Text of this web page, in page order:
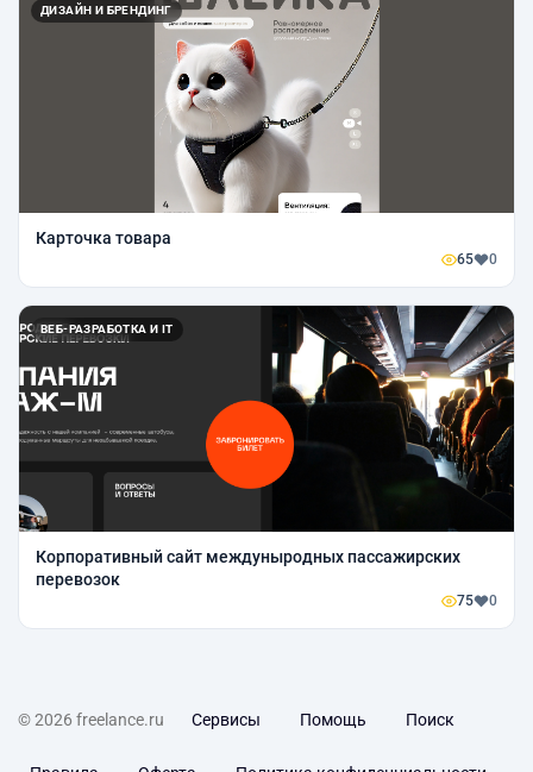
ДИЗАЙН И БРЕНДИНГ
Карточка товара
65 0
ВЕБ-РАЗРАБОТКА И IT
Корпоративный сайт междуныродных пассажирских
перевозок
75 0
© 2026 freelance.ru Сервисы Помощь Поиск